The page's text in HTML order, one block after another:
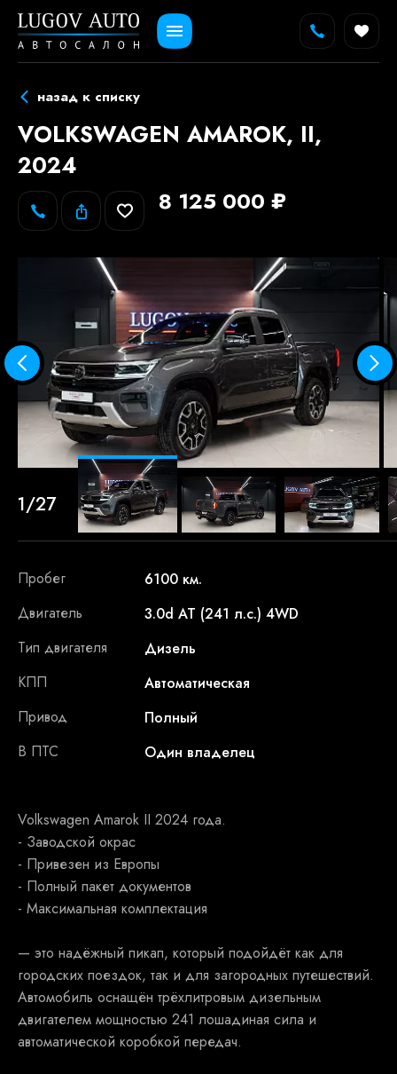
назад к списку
VOLKSWAGEN AMAROK, II,
2024
8 125 000 ₽
1/27
Пробег
6100 км.
Двигатель
3.0d AT (241 л.с.) 4WD
Тип двигателя
Дизель
КПП
Автоматическая
Привод
Полный
В ПТС
Один владелец
Volkswagen Amarok II 2024 года.
- Заводской окрас
- Привезен из Европы
- Полный пакет документов
- Максимальная комплектация
— это надёжный пикап, который подойдёт как для
городских поездок, так и для загородных путешествий.
Автомобиль оснащён трёхлитровым дизельным
двигателем мощностью 241 лошадиная сила и
автоматической коробкой передач.